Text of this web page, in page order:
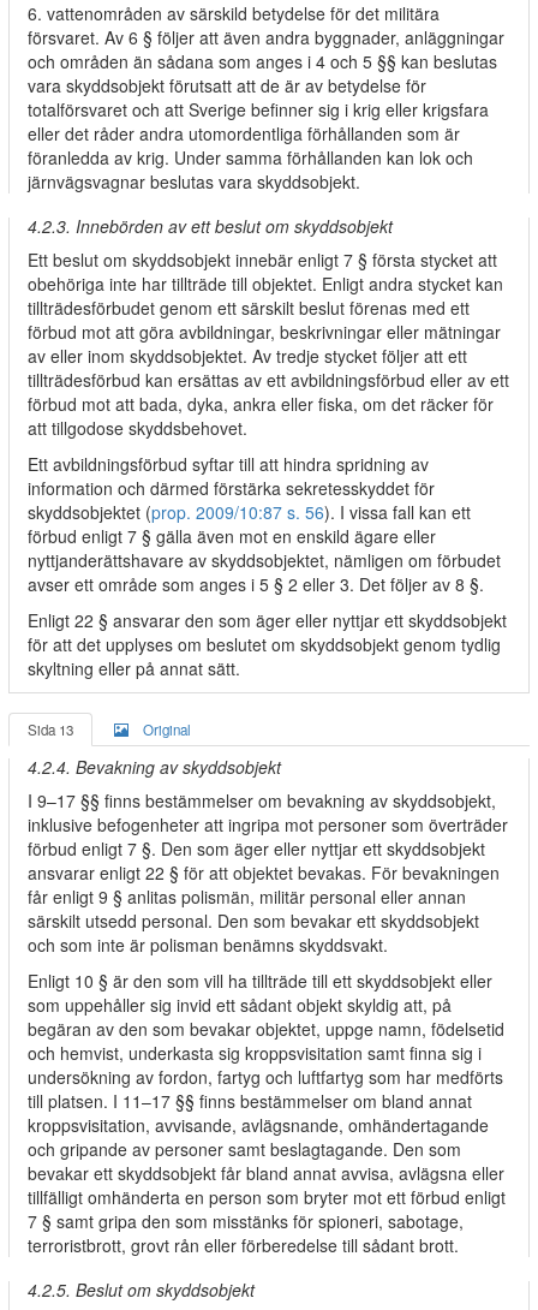
6. vattenområden av särskild betydelse för det militära
försvaret. Av 6 § följer att även andra byggnader, anläggningar
och områden än sådana som anges i 4 och 5 §§ kan beslutas
vara skyddsobjekt förutsatt att de är av betydelse för
totalförsvaret och att Sverige befinner sig i krig eller krigsfara
eller det råder andra utomordentliga förhållanden som är
föranledda av krig. Under samma förhållanden kan lok och
järnvägsvagnar beslutas vara skyddsobjekt.
4.2.3. Innebörden av ett beslut om skyddsobjekt
Ett beslut om skyddsobjekt innebär enligt 7 § första stycket att
obehöriga inte har tillträde till objektet. Enligt andra stycket kan
tillträdesförbudet genom ett särskilt beslut förenas med ett
förbud mot att göra avbildningar, beskrivningar eller mätningar
av eller inom skyddsobjektet. Av tredje stycket följer att ett
tillträdesförbud kan ersättas av ett avbildningsförbud eller av ett
förbud mot att bada, dyka, ankra eller fiska, om det räcker för
att tillgodose skyddsbehovet.
Ett avbildningsförbud syftar till att hindra spridning av
information och därmed förstärka sekretesskyddet för
skyddsobjektet (prop. 2009/10:87 s. 56). I vissa fall kan ett
förbud enligt 7 § gälla även mot en enskild ägare eller
nyttjanderättshavare av skyddsobjektet, nämligen om förbudet
avser ett område som anges i 5 § 2 eller 3. Det följer av 8 §.
Enligt 22 § ansvarar den som äger eller nyttjar ett skyddsobjekt
för att det upplyses om beslutet om skyddsobjekt genom tydlig
skyltning eller på annat sätt.
Sida 13 Original
4.2.4. Bevakning av skyddsobjekt
I 9–17 §§ finns bestämmelser om bevakning av skyddsobjekt,
inklusive befogenheter att ingripa mot personer som överträder
förbud enligt 7 §. Den som äger eller nyttjar ett skyddsobjekt
ansvarar enligt 22 § för att objektet bevakas. För bevakningen
får enligt 9 § anlitas polismän, militär personal eller annan
särskilt utsedd personal. Den som bevakar ett skyddsobjekt
och som inte är polisman benämns skyddsvakt.
Enligt 10 § är den som vill ha tillträde till ett skyddsobjekt eller
som uppehåller sig invid ett sådant objekt skyldig att, på
begäran av den som bevakar objektet, uppge namn, födelsetid
och hemvist, underkasta sig kroppsvisitation samt finna sig i
undersökning av fordon, fartyg och luftfartyg som har medförts
till platsen. I 11–17 §§ finns bestämmelser om bland annat
kroppsvisitation, avvisande, avlägsnande, omhändertagande
och gripande av personer samt beslagtagande. Den som
bevakar ett skyddsobjekt får bland annat avvisa, avlägsna eller
tillfälligt omhänderta en person som bryter mot ett förbud enligt
7 § samt gripa den som misstänks för spioneri, sabotage,
terroristbrott, grovt rån eller förberedelse till sådant brott.
4.2.5. Beslut om skyddsobjekt